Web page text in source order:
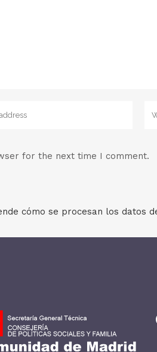
for the next time I comment.
cómo se procesan los datos